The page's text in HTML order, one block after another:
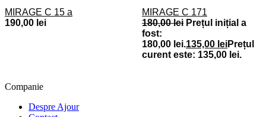
MIRAGE C 15 a
190,00 lei
MIRAGE C 171
180,00lei Prețul inițial a
fost:
180,00 lei.135,00 leiPrețul
curent este: 135,00 lei.
Companie
Despre Ajour